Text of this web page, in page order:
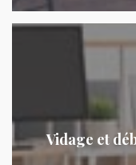
Vidage et